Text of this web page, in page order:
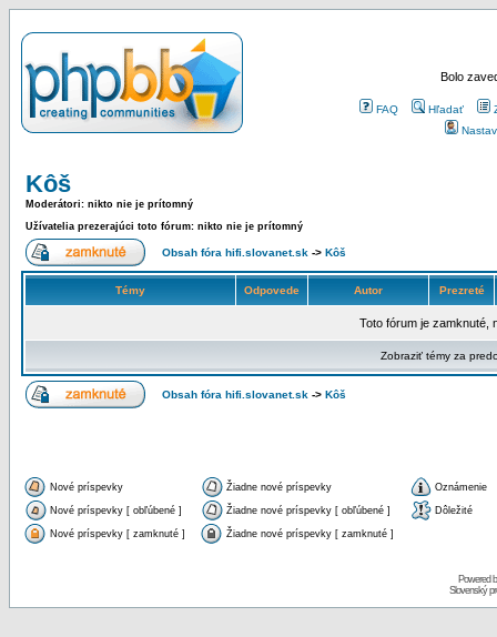
Bolo
FAQ Hľadať
Kôš
Moderátori: nikto nie je prítomný
Užívatelia prezerajúci toto fórum: nikto nie je prítomný
Obsah fóra hifi.slovanet.sk -> Kôš
Témy Odpovede Autor Prezreté
Toto fórum je zamknuté,
Zobraziť témy za
Obsah fóra hifi.slovanet.sk -> Kôš
Nové príspevky Žiadne nové príspevky Oznámenie
Nové príspevky [ obľúbené ] Žiadne nové príspevky [ obľúbené ] Dôležité
Nové príspevky [ zamknuté ] Žiadne nové príspevky [ zamknuté ]
Powered
Slovenský